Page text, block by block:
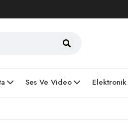
Ses Ve Video Elektronik